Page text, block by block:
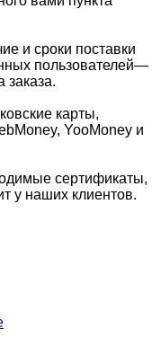
и сроки поставки
пользователей—
заказа.
карты,
YooMoney и
сертификаты,
у наших клиентов.